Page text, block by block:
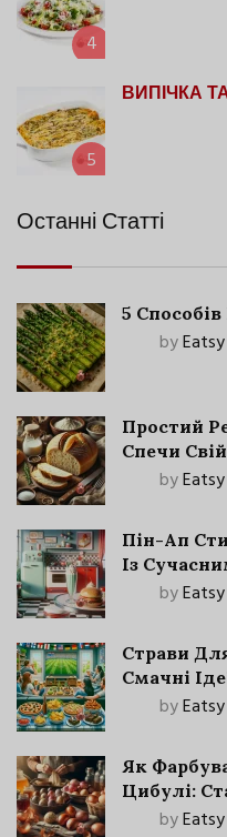
4
5
ВИПІЧКА
Останні Статті
5
byEatsy
Простий
Спечи
byEatsy
Пін-Ап
Із
byEatsy
Страви
Смачні
byEatsy
Як
Цибулі:
byEatsy